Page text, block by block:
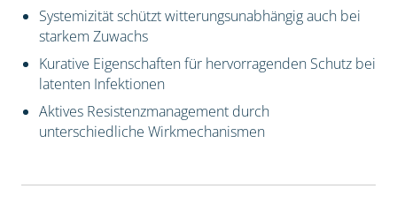
Systemizität schützt witterungsunabhängig auch bei
starkem Zuwachs
Kurative Eigenschaften für hervorragenden Schutz bei
latenten Infektionen
Aktives Resistenzmanagement durch
unterschiedliche Wirkmechanismen